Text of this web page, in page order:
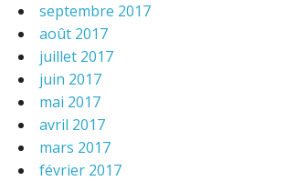
septembre 2017
août 2017
juillet 2017
juin 2017
mai 2017
avril 2017
mars 2017
février 2017